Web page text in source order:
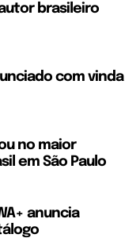
brasileiro
com vinda
no maior
em São Paulo
anuncia